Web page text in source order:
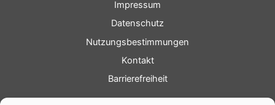
Impressum
Datenschutz
Nutzungsbestimmungen
Kontakt
Barrierefreiheit